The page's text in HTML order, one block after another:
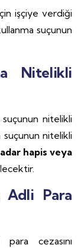
işçiye verdiği
suçunun
Nitelikli
nitelikli
nitelikli
hapis veya
Adli Para
cezasını